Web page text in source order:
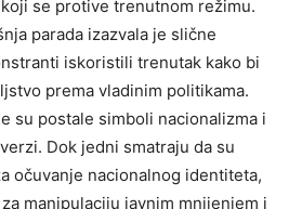
se protive trenutnom režimu.
parada izazvala je slične
iskoristili trenutak kako bi
prema vladinim politikama.
su postale simboli nacionalizma i
Dok jedni smatraju da su
očuvanje nacionalnog identiteta,
manipulaciju javnim mnijenjem i